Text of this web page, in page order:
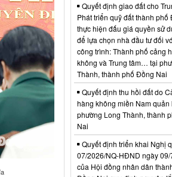
Quyết định giao đất cho
Phát triển quỹ đất thành phố
thực hiện đấu giá quyền sử
để lựa chọn nhà đầu tư đối
công trình: Thành phố cảng
không và Trung tâm… tại
Thành, thành phố Đồng Nai
Quyết định thu hồi đất do
hàng không miền Nam quản
phường Long Thành, thành
Nai
Quyết định triển khai Nghị
07/2026/NQ-HĐND ngày 09/
của Hội đồng nhân dân